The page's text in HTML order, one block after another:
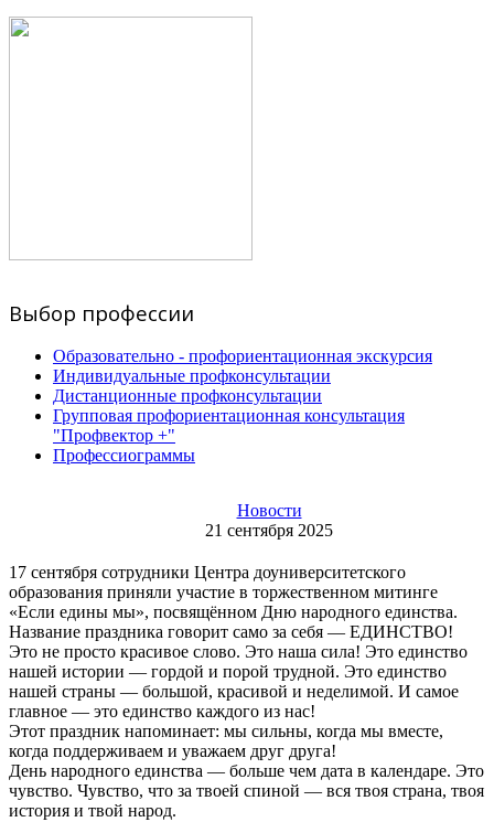
Выбор профессии
Образовательно - профориентационная экскурсия
Индивидуальные профконсультации
Дистанционные профконсультации
Групповая профориентационная консультация
"Профвектор +"
Профессиограммы
Новости
21 сентября 2025
17 сентября сотрудники Центра доуниверситетского
образования приняли участие в торжественном митинге
«Если едины мы», посвящённом Дню народного единства.
Название праздника говорит само за себя — ЕДИНСТВО!
Это не просто красивое слово. Это наша сила! Это единство
нашей истории — гордой и порой трудной. Это единство
нашей страны — большой, красивой и неделимой. И самое
главное — это единство каждого из нас!
Этот праздник напоминает: мы сильны, когда мы вместе,
когда поддерживаем и уважаем друг друга!
День народного единства — больше чем дата в календаре. Это
чувство. Чувство, что за твоей спиной — вся твоя страна, твоя
история и твой народ.